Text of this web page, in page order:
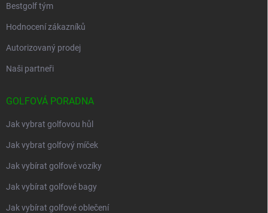
Bestgolf tým
Hodnocení zákazníků
Autorizovaný prodej
Naši partneři
GOLFOVÁ PORADNA
Jak vybrat golfovou hůl
Jak vybrat golfový míček
Jak vybírat golfové vozíky
Jak vybírat golfové bagy
Jak vybírat golfové oblečení